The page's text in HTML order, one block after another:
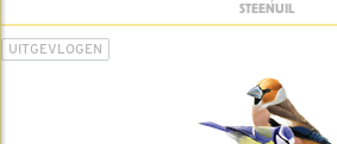
STEENUIL
UITGEVLOGEN